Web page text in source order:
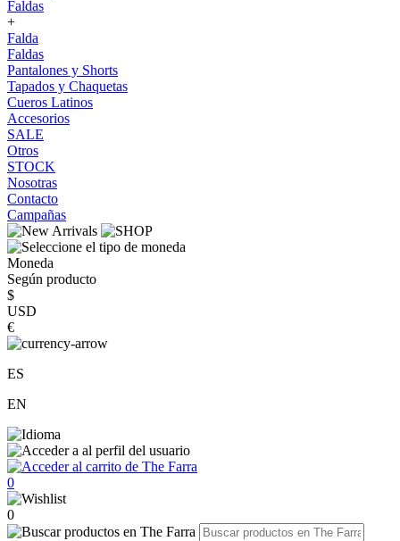
Faldas
+
Falda
Faldas
Pantalones y Shorts
Tapados y Chaquetas
Cueros Latinos
Accesorios
SALE
Otros
STOCK
Nosotras
Contacto
Campañas
Moneda
Según producto
$
USD
€
ES
EN
0
0